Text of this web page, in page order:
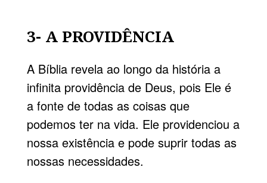
3- A PROVIDÊNCIA
A Bíblia revela ao longo da história a
infinita providência de Deus, pois Ele é
a fonte de todas as coisas que
podemos ter na vida. Ele providenciou a
nossa existência e pode suprir todas as
nossas necessidades.